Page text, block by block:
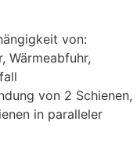
von:
Wärmeabfuhr,
von 2 Schienen,
in paralleler